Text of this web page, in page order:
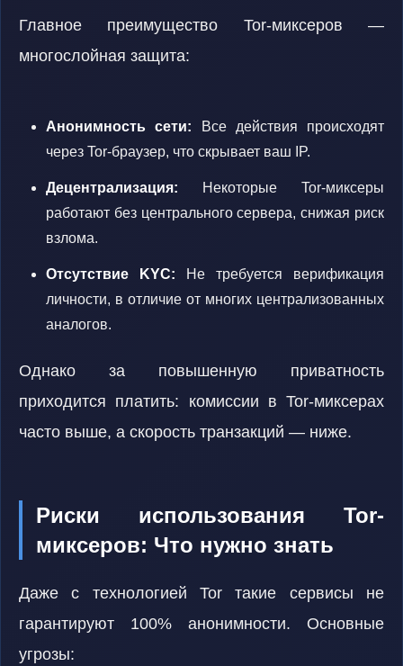
Главное преимущество Tor-миксеров —
многослойная защита:
Анонимность сети: Все действия происходят
через Tor-браузер, что скрывает ваш IP.
Децентрализация: Некоторые Tor-миксеры
работают без центрального сервера, снижая риск
взлома.
Отсутствие KYC: Не требуется верификация
личности, в отличие от многих централизованных
аналогов.
Однако за повышенную приватность
приходится платить: комиссии в Tor-миксерах
часто выше, а скорость транзакций — ниже.
Риски использования Tor-
миксеров: Что нужно знать
Даже с технологией Tor такие сервисы не
гарантируют 100% анонимности. Основные
угрозы: